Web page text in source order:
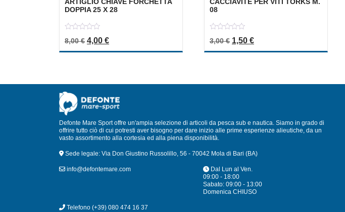
DOPPIA 25 X 28
out
8,00€ Il prezzo originale era: 8,00 €.
4,00 €Il prezzo attuale è: 4,00 €.
08
out
3,00€ Il prezzo originale era: 3,00 €.
1,50 €Il prezzo attuale è: 1,50 €.
Defonte Mare Sport offre un'ampia selezione di articoli da pesca sub e nautica. Siamo in grado di
offrire tutto ciò di cui potresti aver bisogno per dare inizio alle prime esperienze alieutiche, da un
vasto assortimento alla cortesia ed alla piena disponibilità.
Sede legale: Via Don Giustino Russolillo, 56 - 70042 Mola di Bari (BA)
info@defontemare.com
Dal Lun al Ven.
09:00 - 18:00
Sabato: 09:00 - 13:00
Domenica CHIUSO
Telefono (+39) 080 474 16 37